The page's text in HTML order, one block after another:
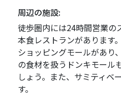
周辺の施設:
徒歩圏内には24時間営業の
本食レストランがあります
ショッピングモールがあり
の食材を扱うドンキモール
しょう。また、サミティベ
す。